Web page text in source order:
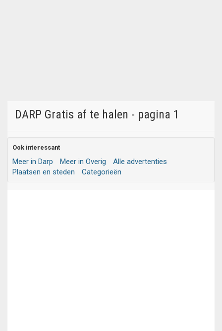
DARP Gratis af te halen - pagina 1
Ook interessant
Meer in Darp Meer in Overig
Alle advertenties
Plaatsen en steden
Categorieën